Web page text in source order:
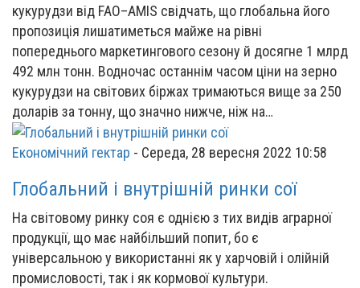
кукурудзи від FAO–AMIS свідчать, що глобальна його
пропозиція лишатиметься майже на рівні
попереднього маркетингового сезону й досягне 1 млрд
492 млн тонн. Водночас останнім часом ціни на зерно
кукурудзи на світових біржах тримаються вище за 250
доларів за тонну, що значно нижче, ніж на…
Економічний гектар - Середа, 28 вересня 2022 10:58
Глобальний і внутрішній ринки сої
На світовому ринку соя є однією з тих видів аграрної
продукції, що має найбільший попит, бо є
універсальною у використанні як у харчовій і олійній
промисловості, так і як кормової культури.